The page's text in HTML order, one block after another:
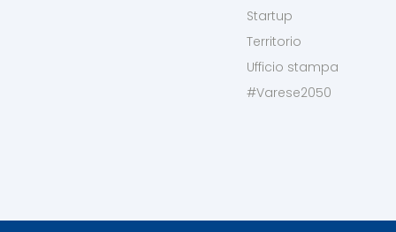
Startup
Territorio
Ufficio stampa
#Varese2050